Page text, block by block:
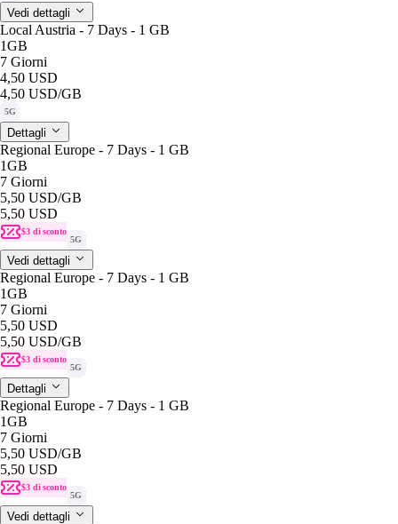
Vedi dettagli
Local Austria - 7 Days - 1 GB
1GB
7 Giorni
4,50 USD
4,50 USD/GB
5G
Dettagli
Regional Europe - 7 Days - 1 GB
1GB
7 Giorni
5,50 USD/GB
5,50 USD
$3 di sconto
5G
Vedi dettagli
Regional Europe - 7 Days - 1 GB
1GB
7 Giorni
5,50 USD
5,50 USD/GB
$3 di sconto
5G
Dettagli
Regional Europe - 7 Days - 1 GB
1GB
7 Giorni
5,50 USD/GB
5,50 USD
$3 di sconto
5G
Vedi dettagli